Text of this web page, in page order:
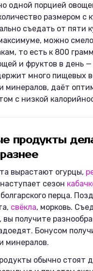
одной порцией
размером с
съедать от пяти
можно
то есть к 800
и фруктов в день —
много пищевых
минералов, даёт
с низкой
продукты
вырастают огурцы,
сезон
перца.
свёкла, морковь.
вы получите
Бонусом
минералов.
обычно стоят